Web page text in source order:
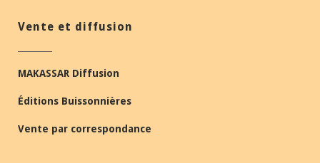
Vente et diffusion
MAKASSAR Diffusion
Éditions Buissonnières
Vente par correspondance